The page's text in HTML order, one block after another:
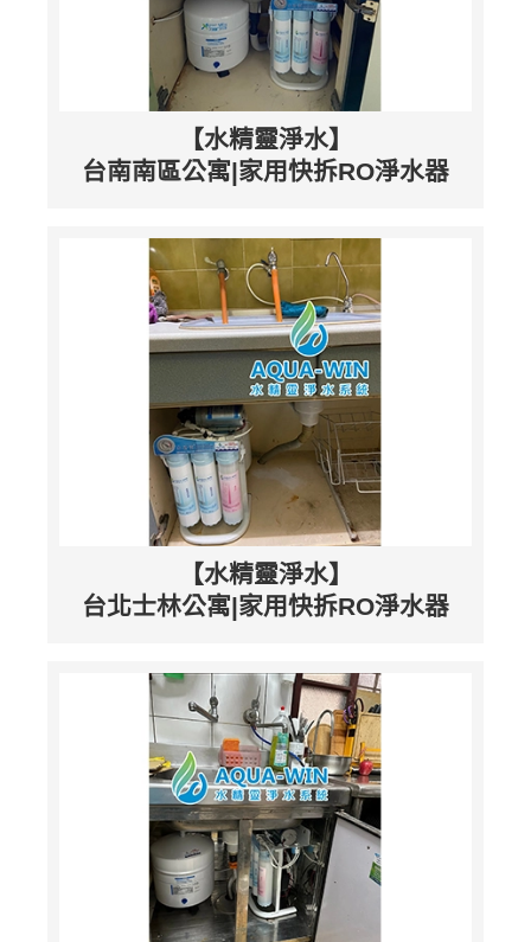
【水精靈淨水】
台南南區公寓|家用快拆RO淨水器
【水精靈淨水】
台北士林公寓|家用快拆RO淨水器